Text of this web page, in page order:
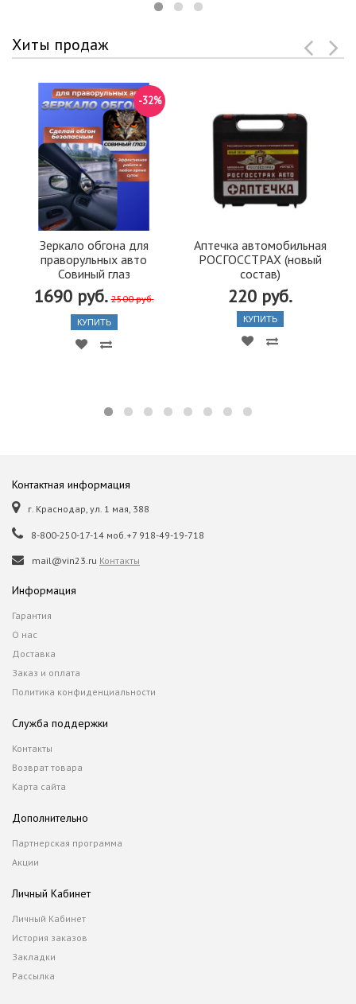
Хиты продаж
Зеркало обгона для
праворульных авто
Совиный глаз
1690 руб. 2500 руб.
-32%
КУПИТЬ
Аптечка автомобильная
РОСГОССТРАХ (новый
состав)
220 руб.
КУПИТЬ
Контактная информация
г. Краснодар, ул. 1 мая, 388
8-800-250-17-14 моб.+7 918-49-19-718
mail@vin23.ru Контакты
Информация
Гарантия
О нас
Доставка
Заказ и оплата
Политика конфиденциальности
Служба поддержки
Контакты
Возврат товара
Карта сайта
Дополнительно
Партнерская программа
Акции
Личный Кабинет
Личный Кабинет
История заказов
Закладки
Рассылка